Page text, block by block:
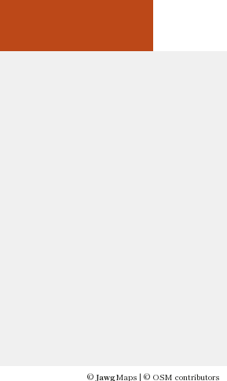
© JawgMaps | © OSM contributors